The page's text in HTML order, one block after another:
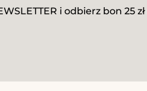
i odbierz bon 25 zł